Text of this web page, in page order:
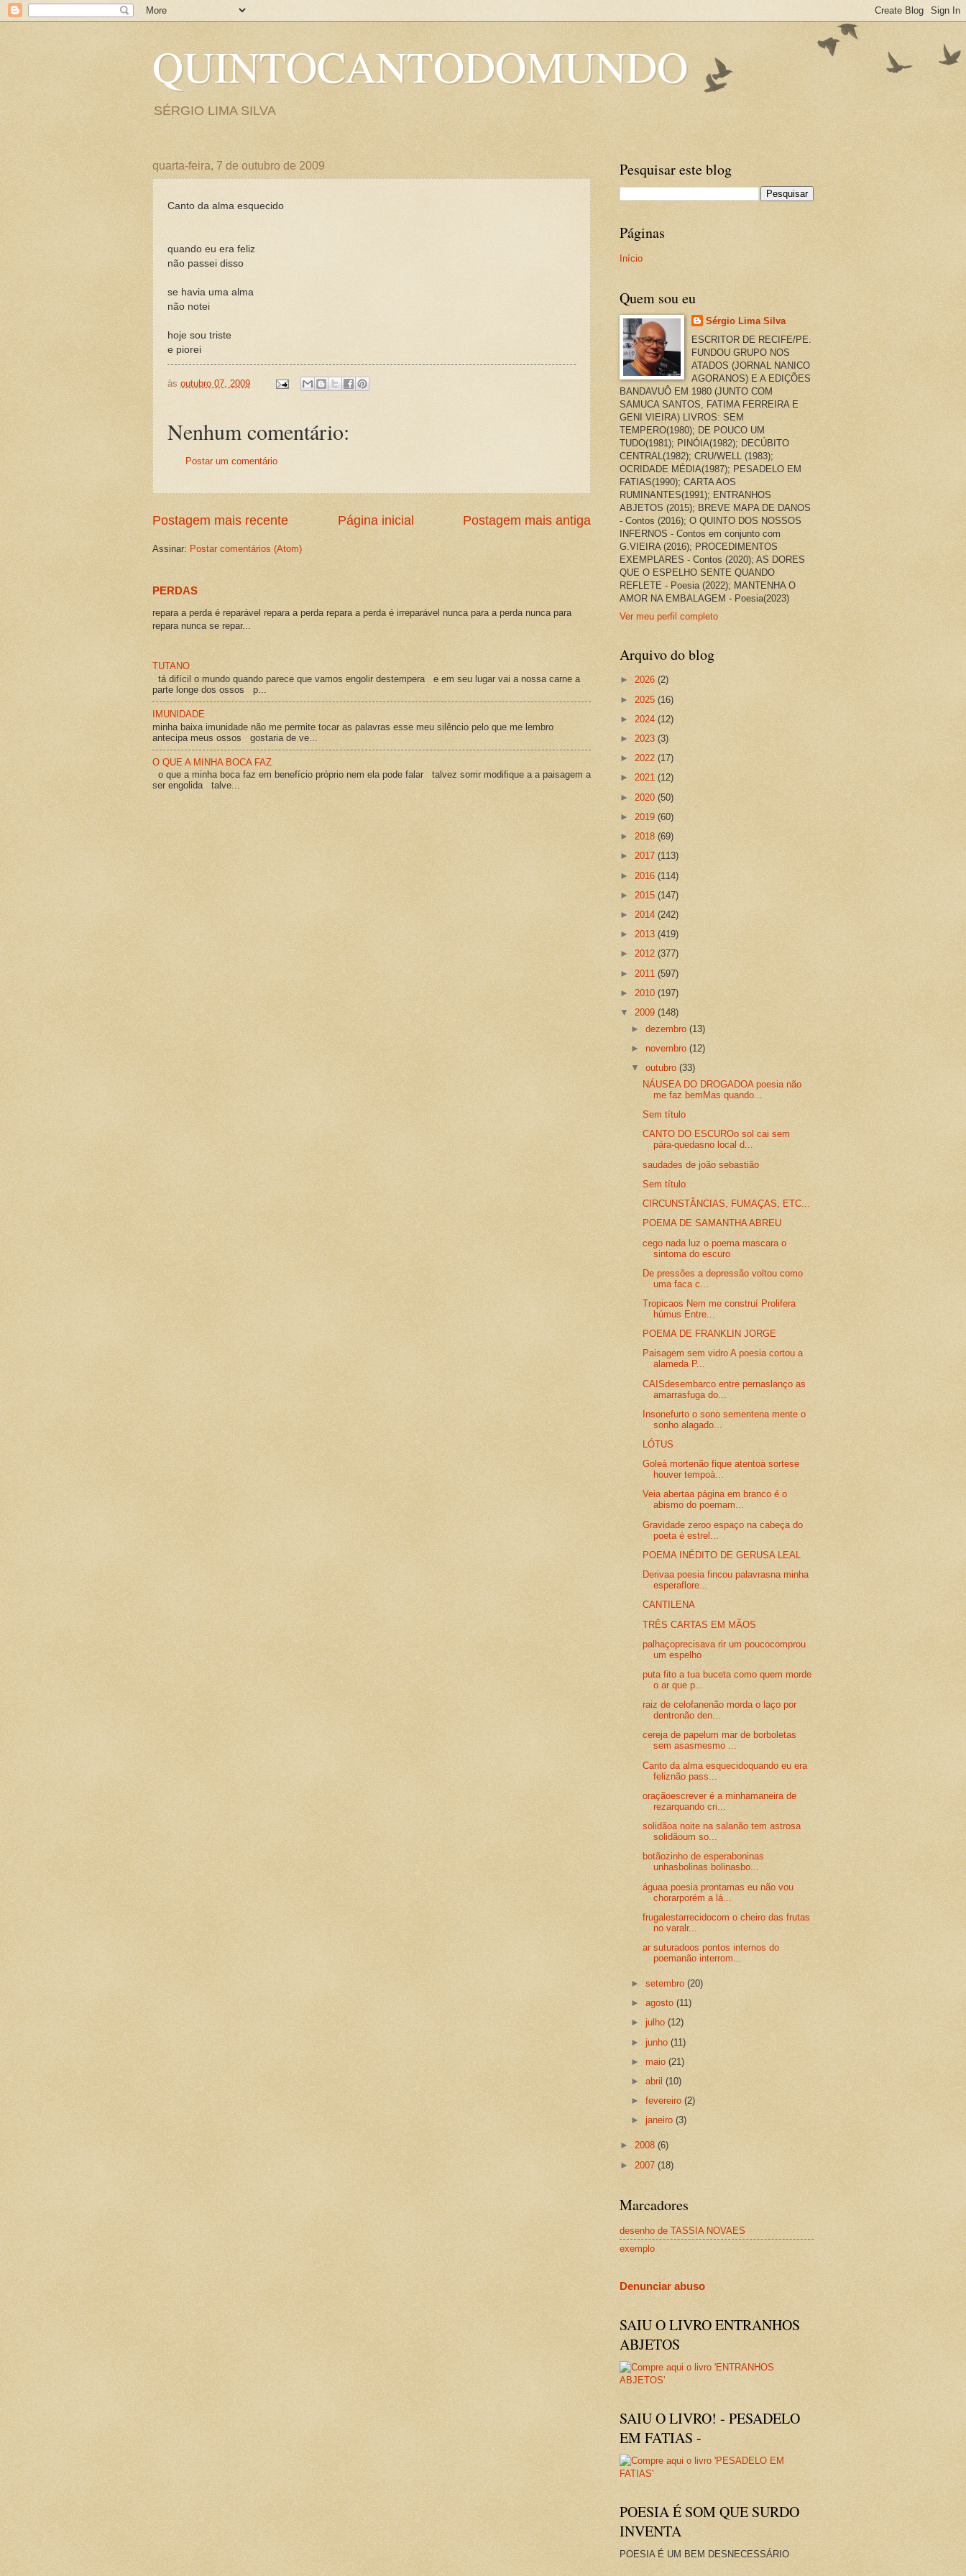
QUINTOCANTODOMUNDO
SÉRGIO LIMA SILVA
quarta-feira, 7 de outubro de 2009
Canto da alma esquecido
quando eu era feliz
não passei disso
se havia uma alma
não notei
hoje sou triste
e piorei
às outubro 07, 2009
Nenhum comentário:
Postar um comentário
Postagem mais recente Postagem mais antiga
Página inicial
Assinar: Postar comentários (Atom)
PERDAS
repara a perda é reparável repara a perda repara a perda é irreparável nunca para a perda nunca para
repara nunca se repar...
TUTANO
tá difícil o mundo quando parece que vamos engolir destempera e em seu lugar vai a nossa carne a
parte longe dos ossos p...
IMUNIDADE
minha baixa imunidade não me permite tocar as palavras esse meu silêncio pelo que me lembro
antecipa meus ossos gostaria de ve...
O QUE A MINHA BOCA FAZ
o que a minha boca faz em benefício próprio nem ela pode falar talvez sorrir modifique a a paisagem a
ser engolida talve...
Pesquisar este blog
Páginas
Início
Quem sou eu
Sérgio Lima Silva
ESCRITOR DE RECIFE/PE.
FUNDOU GRUPO NOS
ATADOS (JORNAL NANICO
AGORANOS) E A EDIÇÕES
BANDAVUÔ EM 1980 (JUNTO COM
SAMUCA SANTOS, FATIMA FERREIRA E
GENI VIEIRA) LIVROS: SEM
TEMPERO(1980); DE POUCO UM
TUDO(1981); PINÓIA(1982); DECÚBITO
CENTRAL(1982); CRU/WELL (1983);
OCRIDADE MÉDIA(1987); PESADELO EM
FATIAS(1990); CARTA AOS
RUMINANTES(1991); ENTRANHOS
ABJETOS (2015); BREVE MAPA DE DANOS
- Contos (2016); O QUINTO DOS NOSSOS
INFERNOS - Contos em conjunto com
G.VIEIRA (2016); PROCEDIMENTOS
EXEMPLARES - Contos (2020); AS DORES
QUE O ESPELHO SENTE QUANDO
REFLETE - Poesia (2022); MANTENHA O
AMOR NA EMBALAGEM - Poesia(2023)
Ver meu perfil completo
Arquivo do blog
► 2026 (2)
► 2025 (16)
► 2024 (12)
► 2023 (3)
► 2022 (17)
► 2021 (12)
► 2020 (50)
► 2019 (60)
► 2018 (69)
► 2017 (113)
► 2016 (114)
► 2015 (147)
► 2014 (242)
► 2013 (419)
► 2012 (377)
► 2011 (597)
► 2010 (197)
▼ 2009 (148)
►dezembro(13)
►novembro(12)
▼outubro(33)
NÁUSEA DO DROGADOA poesia não
me faz bemMas quando...
Sem título
CANTO DO ESCUROo sol cai sem
pára-quedasno local d...
saudades de joão sebastião
Sem título
CIRCUNSTÂNCIAS, FUMAÇAS, ETC...
POEMA DE SAMANTHA ABREU
cego nada luz o poema mascara o
sintoma do escuro
De pressões a depressão voltou como
uma faca c...
Tropicaos Nem me construí Prolifera
húmus Entre...
POEMA DE FRANKLIN JORGE
Paisagem sem vidro A poesia cortou a
alameda P...
CAISdesembarco entre pernaslanço as
amarrasfuga do...
Insonefurto o sono sementena mente o
sonho alagado...
LÓTUS
Goleà mortenão fique atentoà sortese
houver tempoà...
Veia abertaa página em branco é o
abismo do poemam...
Gravidade zeroo espaço na cabeça do
poeta é estrel...
POEMA INÉDITO DE GERUSA LEAL
Derivaa poesia fincou palavrasna minha
esperaflore...
CANTILENA
TRÊS CARTAS EM MÃOS
palhaçoprecisava rir um poucocomprou
um espelho
puta fito a tua buceta como quem morde
o ar que p...
raiz de celofanenão morda o laço por
dentronão den...
cereja de papelum mar de borboletas
sem asasmesmo ...
Canto da alma esquecidoquando eu era
feliznão pass...
oraçãoescrever é a minhamaneira de
rezarquando cri...
solidãoa noite na salanão tem astrosa
solidãoum so...
botãozinho de esperaboninas
unhasbolinas bolinasbo...
águaa poesia prontamas eu não vou
chorarporém a lá...
frugalestarrecidocom o cheiro das frutas
no varalr...
ar suturadoos pontos internos do
poemanão interrom...
►setembro(20)
►agosto(11)
►julho(12)
►junho(11)
►maio(21)
►abril(10)
►fevereiro(2)
►janeiro(3)
► 2008 (6)
► 2007 (18)
Marcadores
desenho de TASSIA NOVAES
exemplo
Denunciar abuso
SAIU O LIVRO ENTRANHOS
ABJETOS
SAIU O LIVRO! - PESADELO
EM FATIAS -
POESIA É SOM QUE SURDO
INVENTA
POESIA É UM BEM DESNECESSÁRIO